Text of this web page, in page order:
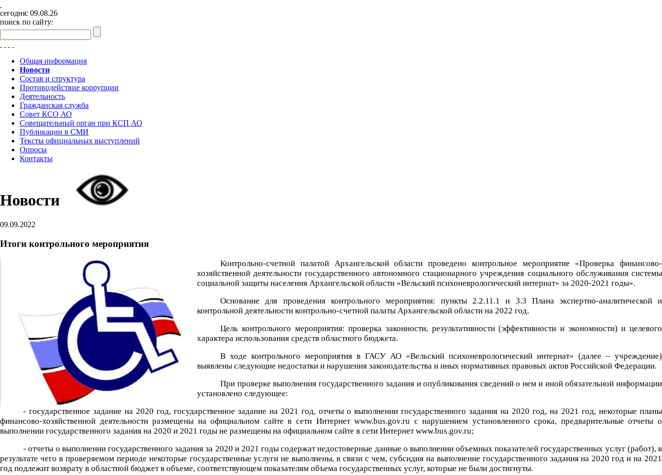
сегодня: 09.08.26
поиск по сайту:
Общая информация
Новости
Состав и структура
Противодействие коррупции
Деятельность
Гражданская служба
Совет КСО АО
Совещательный орган при КСП АО
Публикации в СМИ
Тексты официальных выступлений
Опросы
Контакты
Новости
09.09.2022
Итоги контрольного мероприятия
Контрольно-счетной палатой Архангельской области проведено контрольное мероприятие «Проверка финансово-
хозяйственной деятельности государственного автономного стационарного учреждения социального обслуживания системы
социальной защиты населения Архангельской области «Вельский психоневрологический интернат» за 2020-2021 годы».
Основание для проведения контрольного мероприятия: пункты 2.2.11.1 и 3.3 Плана экспертно-аналитической и
контрольной деятельности контрольно-счетной палаты Архангельской области на 2022 год.
Цель контрольного мероприятия: проверка законности, результативности (эффективности и экономности) и целевого
характера использования средств областного бюджета.
В ходе контрольного мероприятия в ГАСУ АО «Вельский психоневрологический интернат» (далее – учреждение)
выявлены следующие недостатки и нарушения законодательства и иных нормативных правовых актов Российской Федерации.
При проверке выполнения государственного задания и опубликования сведений о нем и иной обязательной информации
установлено следующее:
- государственное задание на 2020 год, государственное задание на 2021 год, отчеты о выполнении государственного задания на 2020 год, на 2021 год, некоторые планы
финансово-хозяйственной деятельности размещены на официальном сайте в сети Интернет www.bus.gov.ru с нарушением установленного срока, предварительные отчеты о
выполнении государственного задания на 2020 и 2021 годы не размещены на официальном сайте в сети Интернет www.bus.gov.ru;
- отчеты о выполнении государственного задания за 2020 и 2021 годы содержат недостоверные данные о выполнении объемных показателей государственных услуг (работ), в
результате чего в проверяемом периоде некоторые государственные услуги не выполнены, в связи с чем, субсидия на выполнение государственного задания на 2020 год и на 2021
год подлежит возврату в областной бюджет в объеме, соответствующем показателям объема государственных услуг, которые не были достигнуты.